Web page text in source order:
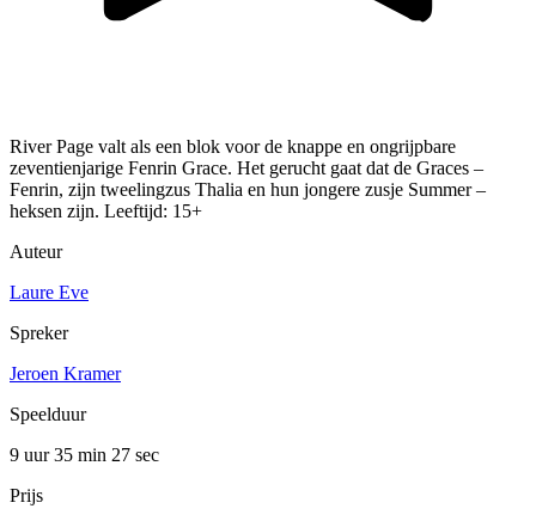
River Page valt als een blok voor de knappe en ongrijpbare
zeventienjarige Fenrin Grace. Het gerucht gaat dat de Graces –
Fenrin, zijn tweelingzus Thalia en hun jongere zusje Summer –
heksen zijn. Leeftijd: 15+
Auteur
Laure Eve
Spreker
Jeroen Kramer
Speelduur
9 uur 35 min 27 sec
Prijs